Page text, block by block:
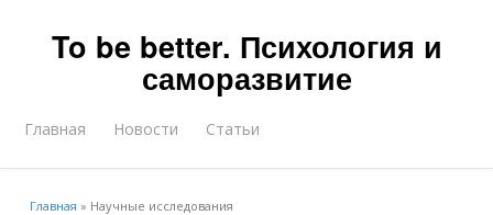
To be better. Психология и
саморазвитие
Главная Новости Статьи
Главная » Научные исследования